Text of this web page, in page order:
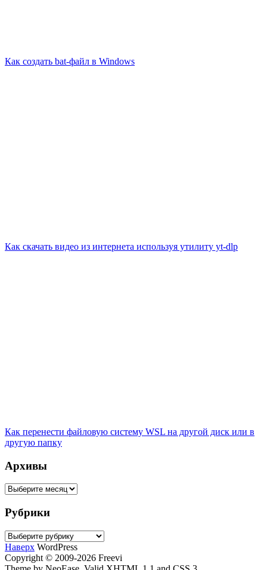
Как создать bat-файл в Windows
Как скачать видео из интернета используя утилиту yt-dlp
Как перенести файловую систему WSL на другой диск или в
другую папку
Архивы
Архивы
Рубрики
Рубрики
Наверх WordPress
Copyright © 2009-2026 Freevi